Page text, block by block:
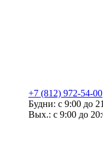
+7 (812) 972-54-00
Будни: с 9:00 до
Вых.: с 9:00 до